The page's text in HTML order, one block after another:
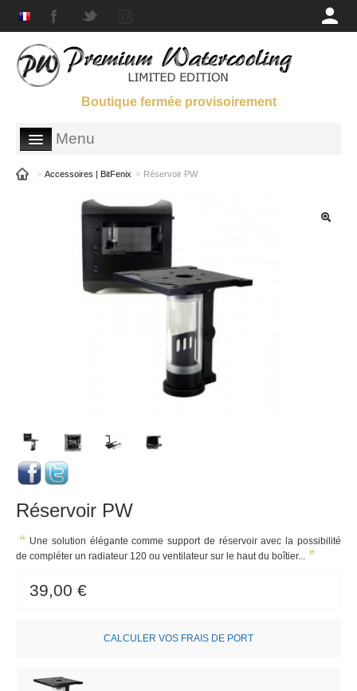
Boutique fermée provisoirement
Menu
BOUTIQUE
QUI SOMMES-NOUS ?
PARTENAIRES
> Accessoires | BitFenix > Réservoir PW
Réservoir PW
Une solution élégante comme support de réservoir avec la possibilité
de compléter un radiateur 120 ou ventilateur sur le haut du boîtier...
39,00 €
CALCULER VOS FRAIS DE PORT